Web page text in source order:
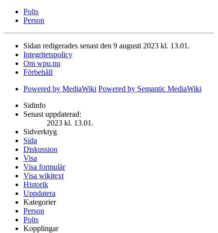
Polis
Person
Sidan redigerades senast den 9 augusti 2023 kl. 13.01.
Integritetspolicy
Om wpu.nu
Förbehåll
Powered by MediaWiki Powered by Semantic MediaWiki
Sidinfo
Senast uppdaterad:
2023 kl. 13.01.
Sidverktyg
Sida
Diskussion
Visa
Visa formulär
Visa wikitext
Historik
Uppdatera
Kategorier
Person
Polis
Kopplingar